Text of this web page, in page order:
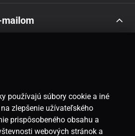
používajú súbory cookie a iné
zlepšenie užívateľského
prispôsobeného obsahu a
webových stránok a